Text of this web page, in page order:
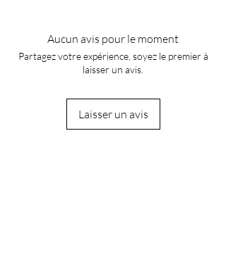
Aucun avis pour le moment
Partagez votre expérience, soyez le premier à
laisser un avis.
Laisser un avis